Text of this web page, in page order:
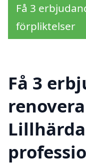
Få 3
förpliktelser
Få 3